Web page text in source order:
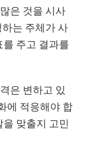
은 것을 시사
는 주체가 사
를 주고 결과를
은 변하고 있
에 적응해야 합
맞출지 고민